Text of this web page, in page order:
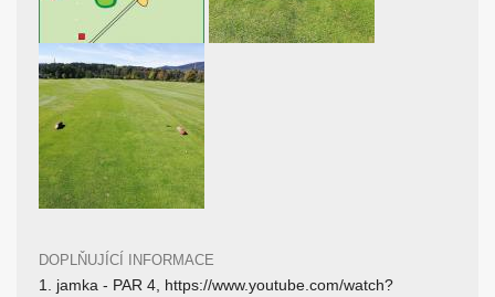
DOPLŇUJÍCÍ INFORMACE
1. jamka - PAR 4, https://www.youtube.com/watch?